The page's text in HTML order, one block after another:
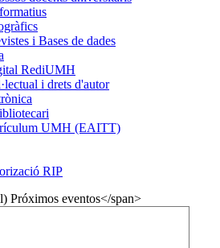
i Bases de dades
RediUMH
i drets d'autor
UMH (EAITT)
RIP
Próximos eventos</span>